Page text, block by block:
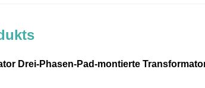
Drei-Phasen-Pad-montierte